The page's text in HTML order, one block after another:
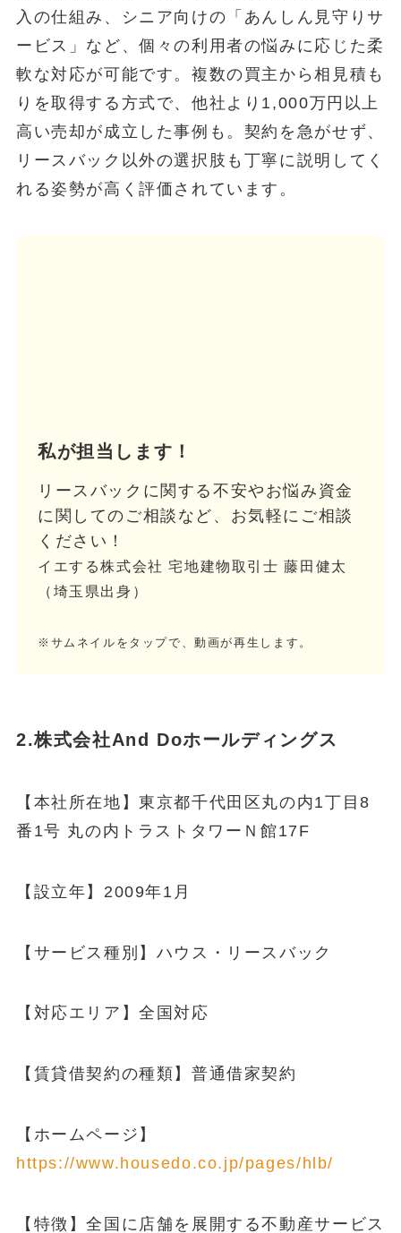
入の仕組み、シニア向けの「あんしん見守りサ
ービス」など、個々の利用者の悩みに応じた柔
軟な対応が可能です。複数の買主から相見積も
りを取得する方式で、他社より1,000万円以上
高い売却が成立した事例も。契約を急がせず、
リースバック以外の選択肢も丁寧に説明してく
れる姿勢が高く評価されています。
私が担当します！
リースバックに関する不安やお悩み資金
に関してのご相談など、お気軽にご相談
ください！
イエする株式会社 宅地建物取引士 藤田健太
（埼玉県出身）
※サムネイルをタップで、動画が再生します。
2.株式会社And Doホールディングス
【本社所在地】東京都千代田区丸の内1丁目8
番1号 丸の内トラストタワーＮ館17F
【設立年】2009年1月
【サービス種別】ハウス・リースバック
【対応エリア】全国対応
【賃貸借契約の種類】普通借家契約
【ホームページ】
https://www.housedo.co.jp/pages/hlb/
【特徴】全国に店舗を展開する不動産サービス